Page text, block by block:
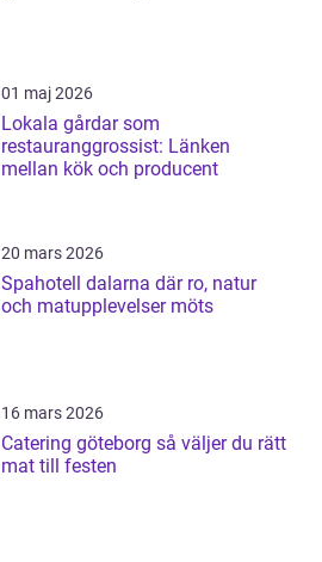
01 maj 2026
Lokala gårdar som
restauranggrossist: Länken
mellan kök och producent
20 mars 2026
Spahotell dalarna där ro, natur
och matupplevelser möts
16 mars 2026
Catering göteborg så väljer du rätt
mat till festen